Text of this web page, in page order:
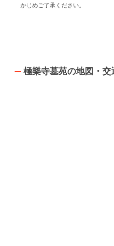
かじめご了承ください。
極樂寺墓苑の地図・交